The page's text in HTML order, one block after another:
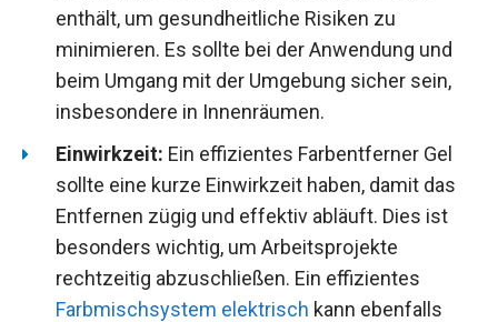
enthält, um gesundheitliche Risiken zu
minimieren. Es sollte bei der Anwendung und
beim Umgang mit der Umgebung sicher sein,
insbesondere in Innenräumen.
Einwirkzeit: Ein effizientes Farbentferner Gel
sollte eine kurze Einwirkzeit haben, damit das
Entfernen zügig und effektiv abläuft. Dies ist
besonders wichtig, um Arbeitsprojekte
rechtzeitig abzuschließen. Ein effizientes
Farbmischsystem elektrisch kann ebenfalls